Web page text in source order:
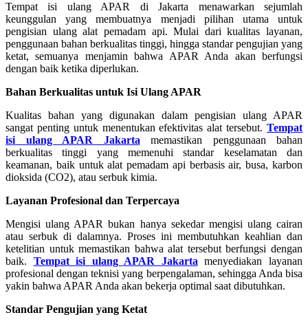
Tempat isi ulang APAR di Jakarta menawarkan sejumlah
keunggulan yang membuatnya menjadi pilihan utama untuk
pengisian ulang alat pemadam api. Mulai dari kualitas layanan,
penggunaan bahan berkualitas tinggi, hingga standar pengujian yang
ketat, semuanya menjamin bahwa APAR Anda akan berfungsi
dengan baik ketika diperlukan.
Bahan Berkualitas untuk Isi Ulang APAR
Kualitas bahan yang digunakan dalam pengisian ulang APAR
sangat penting untuk menentukan efektivitas alat tersebut. Tempat
isi ulang APAR Jakarta memastikan penggunaan bahan
berkualitas tinggi yang memenuhi standar keselamatan dan
keamanan, baik untuk alat pemadam api berbasis air, busa, karbon
dioksida (CO2), atau serbuk kimia.
Layanan Profesional dan Terpercaya
Mengisi ulang APAR bukan hanya sekedar mengisi ulang cairan
atau serbuk di dalamnya. Proses ini membutuhkan keahlian dan
ketelitian untuk memastikan bahwa alat tersebut berfungsi dengan
baik. Tempat isi ulang APAR Jakarta menyediakan layanan
profesional dengan teknisi yang berpengalaman, sehingga Anda bisa
yakin bahwa APAR Anda akan bekerja optimal saat dibutuhkan.
Standar Pengujian yang Ketat